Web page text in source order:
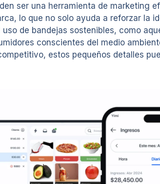
ser una herramienta de marketing
lo que no solo ayuda a reforzar la
de bandejas sostenibles, como
conscientes del medio
estos pequeños detalles